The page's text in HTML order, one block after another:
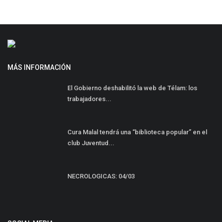
MÁS INFORMACIÓN
El Gobierno deshabilitó la web de Télam: los
trabajadores...
Cura Malal tendrá una “biblioteca popular” en el
club Juventud...
NECROLOGICAS: 04/03